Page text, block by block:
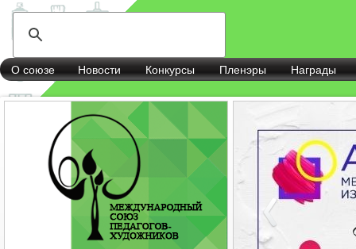
О союзе Новости Конкурсы Пленэры Награды